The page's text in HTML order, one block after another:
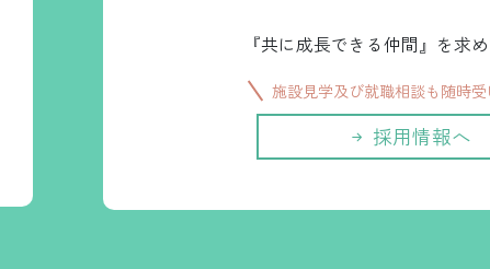
『共に成長できる仲間』を求め
施設見学及び就職相談も随時受
採用情報へ